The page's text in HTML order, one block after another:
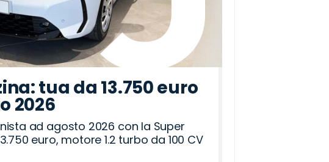
tua da 13.750 euro
2026
ad agosto 2026 con la Super
euro, motore 1.2 turbo da 100 CV